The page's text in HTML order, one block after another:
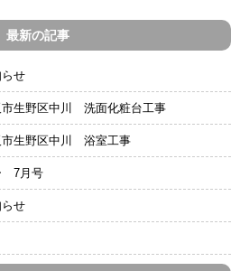
最新の記事
せ
生野区中川 洗面化粧台工事
生野区中川 浴室工事
7月号
せ